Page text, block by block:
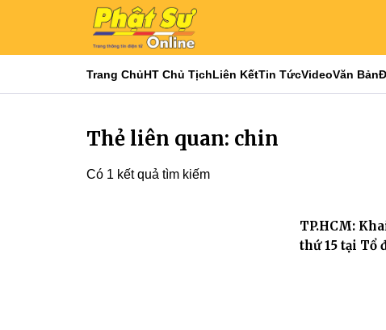
Trang ChủHT Chủ TịchLiên KếtTin TứcVideoVăn Bản
Thẻ liên quan: chin
Có 1 kết quả tìm kiếm
TP.HCM:
thứ 15 tại Tổ